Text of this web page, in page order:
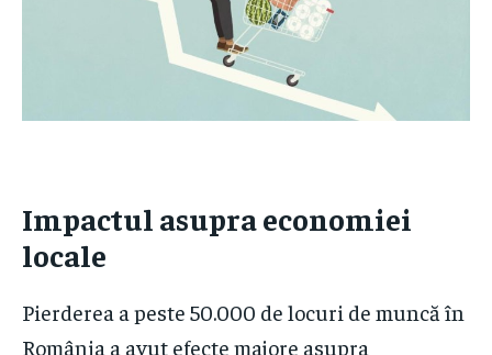
Impactul asupra economiei
locale
Pierderea a peste 50.000 de locuri de muncă în
România a avut efecte majore asupra